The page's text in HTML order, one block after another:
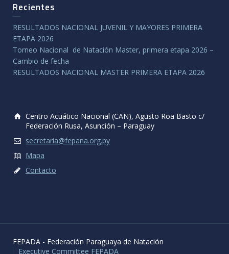
Recientes
RESULTADOS NACIONAL JUVENIL Y MAYORES PRIMERA
ETAPA 2026
Torneo Nacional de Natación Master, primera etapa 2026 –
Cambio de fecha
RESULTADOS NACIONAL MASTER PRIMERA ETAPA 2026
Centro Acuático Nacional (CAN), Agusto Roa Basto c/
Federación Rusa, Asunción – Paraguay
secretaria@fepana.org.py
Mapa
Contacto
FEPADA - Federación Paraguaya de Natación
Executive Committee FEPADA